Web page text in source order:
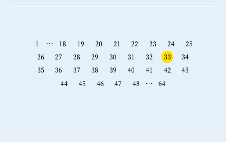
1 … 18 19 20 21 22 23 24
25
26
27 28 29 30 31 32 33
34
35
36 37 38 39 40 41 42
43
44
45 46 47 48 … 64